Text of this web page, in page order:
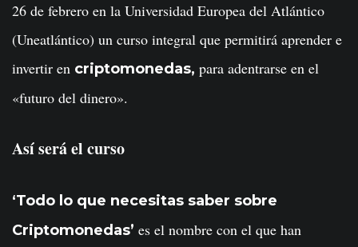
26 de febrero en la Universidad Europea del Atlántico
(Uneatlántico) un curso integral que permitirá aprender e
invertir en criptomonedas, para adentrarse en el
«futuro del dinero».
Así será el curso
‘Todo lo que necesitas saber sobre
Criptomonedas’ es el nombre con el que han